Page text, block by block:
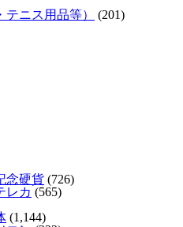
ニス用品等）
(201)
念硬貨 (726)
レカ (565)
(1,144)